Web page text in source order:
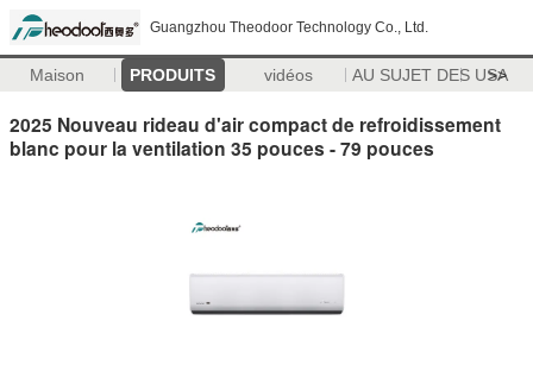
Guangzhou Theodoor Technology Co., Ltd.
Maison PRODUITS vidéos AU SUJET DES USA
>>
2025 Nouveau rideau d'air compact de refroidissement
blanc pour la ventilation 35 pouces - 79 pouces